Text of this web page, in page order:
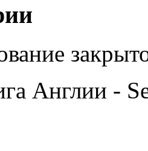
Англии -